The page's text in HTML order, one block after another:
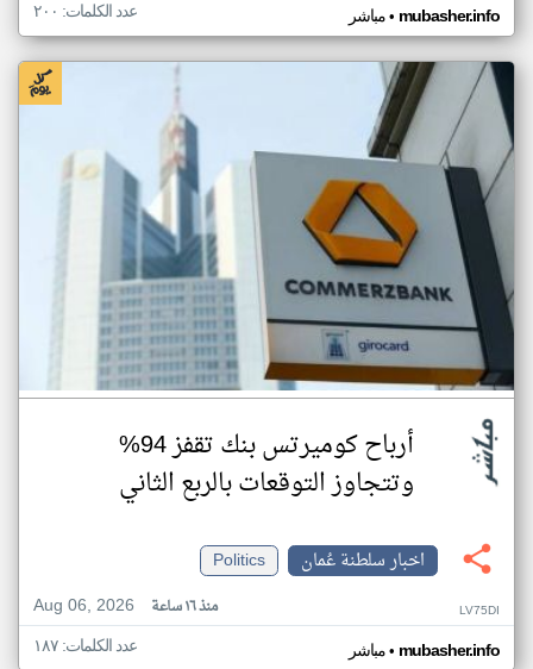
مباشر• mubasher.info عدد الكلمات: ٢٠٠
أرباح كوميرتس بنك تقفز 94%
وتتجاوز التوقعات بالربع الثاني
اخبار سلطنة عُمان
Politics
Aug 06, 2026
منذ ١٦ ساعة LV75DI
مباشر• mubasher.info عدد الكلمات: ١٨٧